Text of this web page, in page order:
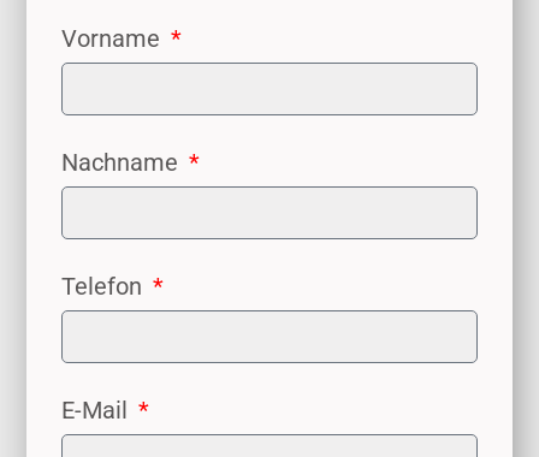
Vorname
Nachname
Telefon
E-Mail